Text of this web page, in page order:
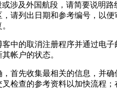
或涉及外国航段，请简要说明
请列出日期和参考编号，以
中的取消注册程序并通过电
帐户的状态。
首先收集最相关的信息，并
检查的参考资料以加快流程